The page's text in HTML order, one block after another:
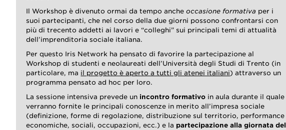
Il Workshop è divenuto ormai da tempo ancheoccasione formativa per i
suoi partecipanti, che nel corso della due giorni possono confrontarsi con
più di trecento addetti ai lavori e “colleghi” sui principali temi di attualità
dell’imprenditoria sociale italiana.
Per questo Iris Network ha pensato di favorire la partecipazione al
Workshop di studenti e neolaureati dell’Università degli Studi di Trento (in
particolare, ma il progetto è aperto a tutti gli atenei italiani) attraverso un
programma pensato ad hoc per loro.
La sessione intensiva prevede un incontro formativo in aula durante il quale
verranno fornite le principali conoscenze in merito all’impresa sociale
(definizione, forme di regolazione, distribuzione sul territorio, performance
economiche, sociali, occupazioni, ecc.) e la partecipazione alla giornata del